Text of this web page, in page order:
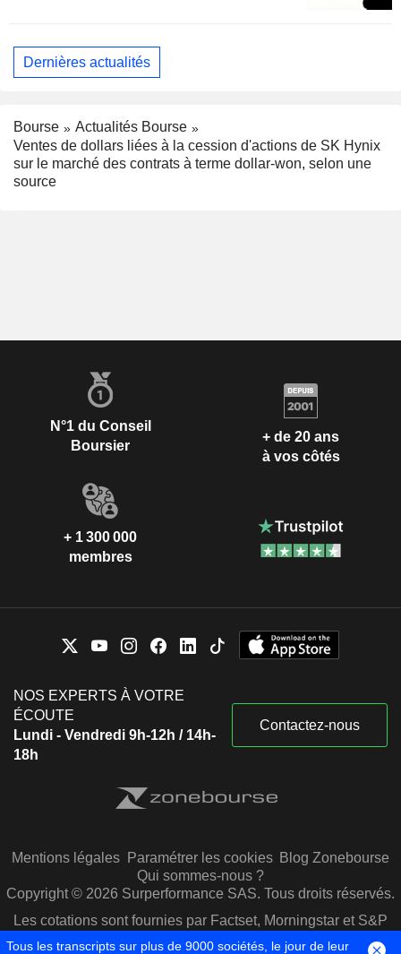
Dernières actualités
Bourse
Actualités Bourse
Ventes de dollars liées à la cession d'actions de SK Hynix
sur le marché des contrats à terme dollar-won, selon une
source
N°1 du Conseil
Boursier
+ de 20 ans
à vos côtés
+ 1 300 000
membres
NOS EXPERTS À VOTRE
ÉCOUTE
Lundi - Vendredi 9h-12h / 14h-
18h
Contactez-nous
Mentions légales Paramétrer les cookies Blog Zonebourse
Qui sommes-nous ?
Copyright © 2026 Surperformance SAS. Tous droits réservés.
Les cotations sont fournies par Factset, Morningstar et S&P
Capital IQ
Tous les transcripts sur plus de 9000 sociétés, le jour de leur